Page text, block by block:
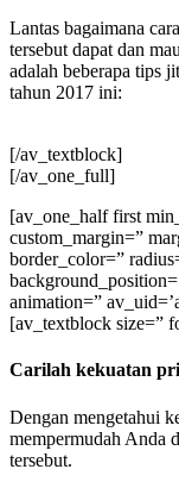
Lantas bagaimana
tersebut dapat dan
adalah beberapa tips
tahun 2017 ini:
[/av_textblock]
[/av_one_full]
[av_one_half first
custom_margin=”
border_color=”
animation=”
[av_textblock size=”
Carilah kekuatan
Dengan mengetahui
mempermudah Anda
tersebut.